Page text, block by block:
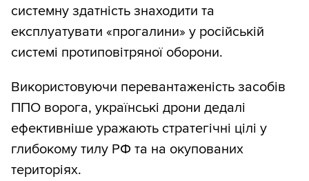
системну здатність знаходити та
експлуатувати «прогалини» у російській
системі протиповітряної оборони.
Використовуючи перевантаженість засобів
ППО ворога, українські дрони дедалі
ефективніше уражають стратегічні цілі у
глибокому тилу РФ та на окупованих
територіях.